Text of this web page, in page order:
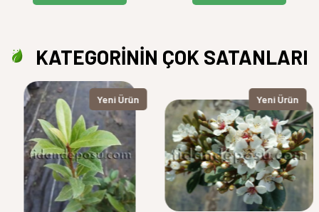
KATEGORİNİN ÇOK SATANLARI
Yeni Ürün Yeni Ürün